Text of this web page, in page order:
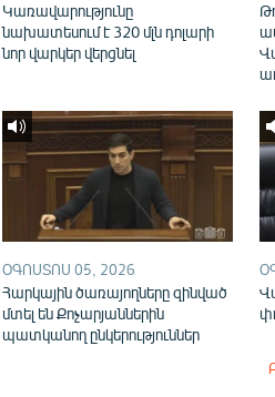
Կառավարությունը
նախատեսում է 320 մլն դոլարի
նոր վարկեր վերցնել
ՕԳՈՍՏՈՍ 05, 2026
Հարկային ծառայողները զինված
մտել են Քոչարյաններին
պատկանող ընկերություններ